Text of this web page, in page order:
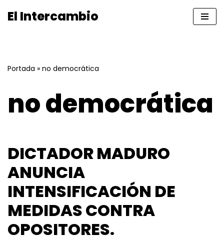
El Intercambio
Portada » no democrática
no democrática
DICTADOR MADURO
ANUNCIA
INTENSIFICACIÓN DE
MEDIDAS CONTRA
OPOSITORES.